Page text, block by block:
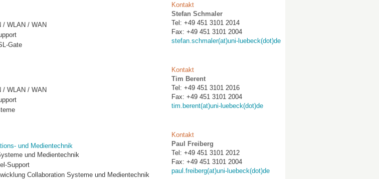
Kontakt
Stefan Schmaler
Tel: +49 451 3101 2014
Fax: +49 451 3101 2004
stefan.schmaler(at)uni-luebeck(dot)de
/ WLAN / WAN
Gate
Kontakt
Tim Berent
Tel: +49 451 3101 2016
Fax: +49 451 3101 2004
tim.berent(at)uni-luebeck(dot)de
/ WLAN / WAN
und Medientechnik
Kontakt
Paul Freiberg
Tel: +49 451 3101 2012
Fax: +49 451 3101 2004
paul.freiberg(at)uni-luebeck(dot)de
und Medientechnik
Support
Collaboration Systeme und Medientechnik